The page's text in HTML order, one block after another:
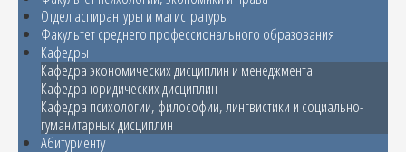
Отдел аспирантуры и магистратуры
Факультет среднего профессионального образования
Кафедры
Кафедра экономических дисциплин и менеджмента
Кафедра юридических дисциплин
Кафедра психологии, философии, лингвистики и социально-
гуманитарных дисциплин
Абитуриенту